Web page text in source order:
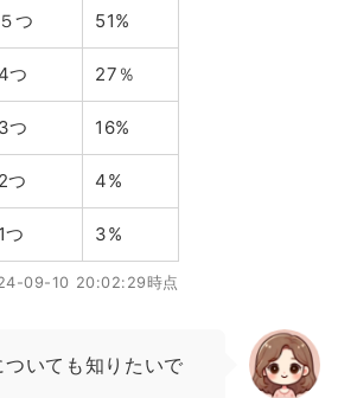
つ 51%
つ 27％
つ 16%
つ 4%
つ 3%
09-10 20:02:29時点
いても知りたいで